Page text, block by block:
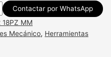
Contactar por WhatsApp
Mecánico, Herramientas